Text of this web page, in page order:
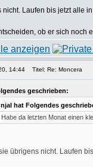
nicht. Laufen bis jetzt alle
ob er sich noch
14:44 Titel: Re: Moncera
geschrieben:
njal hat Folgendes
Habe da letzten Monat einen
übrigens nicht. Laufen